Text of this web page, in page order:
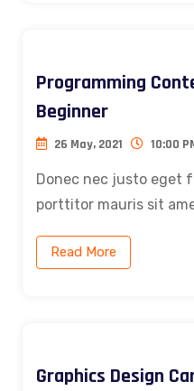
Programming
Beginner
26 May, 2021 10:00
Donec nec justo eget
porttitor mauris sit
Read More
Graphics Design